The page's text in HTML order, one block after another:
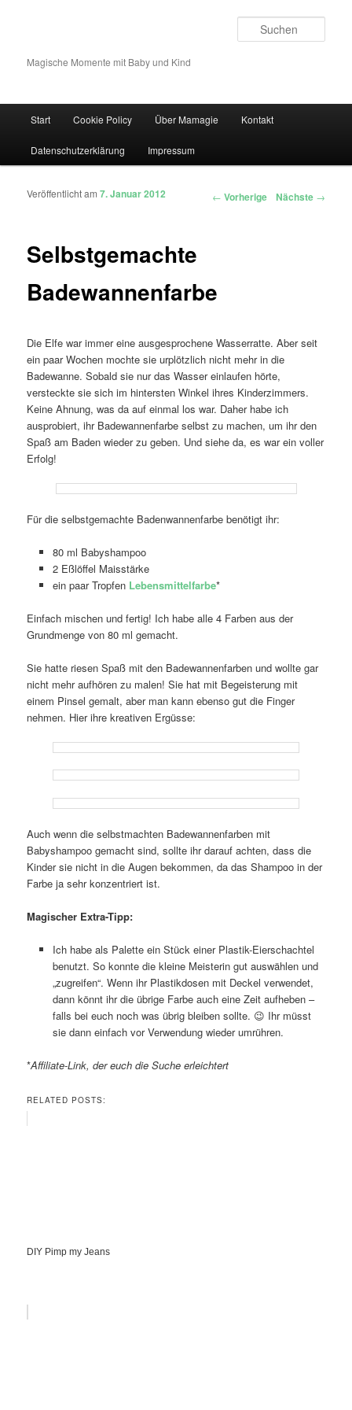
Magische Momente mit Baby und Kind
Zum Inhalt wechseln
Zum sekundären Inhalt wechseln
Start Cookie Policy Über Mamagie Kontakt
Datenschutzerklärung Impressum
Artikelnavigation ← Vorherige Nächste →
Selbstgemachte
Badewannenfarbe
Veröffentlicht am7. Januar 2012
Die Elfe war immer eine ausgesprochene Wasserratte. Aber seit
ein paar Wochen mochte sie urplötzlich nicht mehr in die
Badewanne. Sobald sie nur das Wasser einlaufen hörte,
versteckte sie sich im hintersten Winkel ihres Kinderzimmers.
Keine Ahnung, was da auf einmal los war. Daher habe ich
ausprobiert, ihr Badewannenfarbe selbst zu machen, um ihr den
Spaß am Baden wieder zu geben. Und siehe da, es war ein voller
Erfolg!
Für die selbstgemachte Badenwannenfarbe benötigt ihr:
80 ml Babyshampoo
2 Eßlöffel Maisstärke
ein paar Tropfen Lebensmittelfarbe*
Einfach mischen und fertig! Ich habe alle 4 Farben aus der
Grundmenge von 80 ml gemacht.
Sie hatte riesen Spaß mit den Badewannenfarben und wollte gar
nicht mehr aufhören zu malen! Sie hat mit Begeisterung mit
einem Pinsel gemalt, aber man kann ebenso gut die Finger
nehmen. Hier ihre kreativen Ergüsse:
Auch wenn die selbstmachten Badewannenfarben mit
Babyshampoo gemacht sind, sollte ihr darauf achten, dass die
Kinder sie nicht in die Augen bekommen, da das Shampoo in der
Farbe ja sehr konzentriert ist.
Magischer Extra-Tipp:
Ich habe als Palette ein Stück einer Plastik-Eierschachtel
benutzt. So konnte die kleine Meisterin gut auswählen und
„zugreifen“. Wenn ihr Plastikdosen mit Deckel verwendet,
dann könnt ihr die übrige Farbe auch eine Zeit aufheben –
falls bei euch noch was übrig bleiben sollte. 😉 Ihr müsst
sie dann einfach vor Verwendung wieder umrühren.
*Affiliate-Link, der euch die Suche erleichtert
RELATED POSTS:
DIY Pimp my Jeans